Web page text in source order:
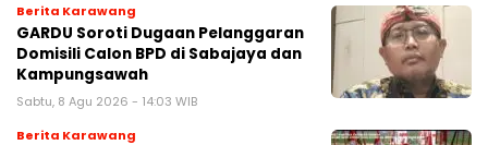
Berita Karawang
GARDU Soroti Dugaan Pelanggaran
Domisili Calon BPD di Sabajaya dan
Kampungsawah
Sabtu, 8 Agu 2026 - 14:03 WIB
Berita Karawang